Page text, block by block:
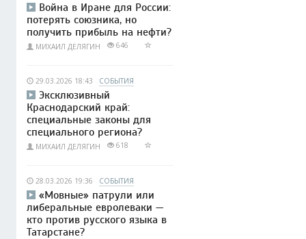
Война в Иране для России:
потерять союзника, но
получить прибыль на нефти?
МИХАИЛ ДЕЛЯГИН 646
29.03.2026 18:43 СОБЫТИЯ
Эксклюзивный
Краснодарский край:
специальные законы для
специального региона?
МИХАИЛ ДЕЛЯГИН 618
28.03.2026 19:36 СОБЫТИЯ
«Мовные» патрули или
либеральные евролеваки —
кто против русского языка в
Татарстане?